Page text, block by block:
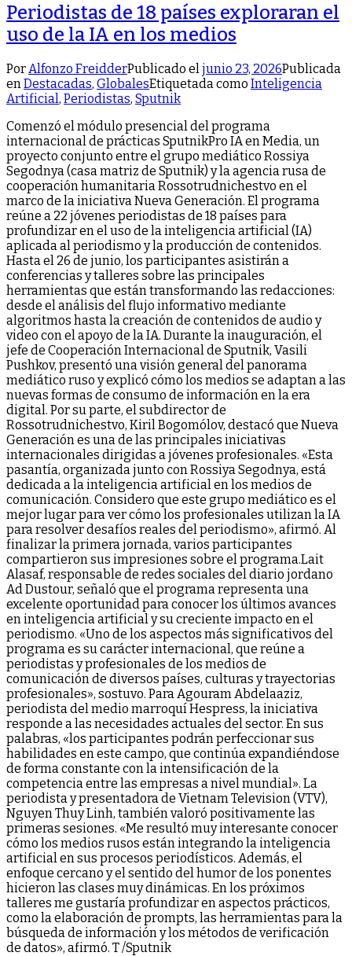
Periodistas de 18 países exploraran el
uso de la IA en los medios
PorAlfonzo FreidderPublicado eljunio 23, 2026Publicada
enDestacadas, GlobalesEtiquetada como Inteligencia
Artificial, Periodistas, Sputnik
Comenzó el módulo presencial del programa
internacional de prácticas SputnikPro IA en Media, un
proyecto conjunto entre el grupo mediático Rossiya
Segodnya (casa matriz de Sputnik) y la agencia rusa de
cooperación humanitaria Rossotrudnichestvo en el
marco de la iniciativa Nueva Generación. El programa
reúne a 22 jóvenes periodistas de 18 países para
profundizar en el uso de la inteligencia artificial (IA)
aplicada al periodismo y la producción de contenidos.
Hasta el 26 de junio, los participantes asistirán a
conferencias y talleres sobre las principales
herramientas que están transformando las redacciones:
desde el análisis del flujo informativo mediante
algoritmos hasta la creación de contenidos de audio y
video con el apoyo de la IA. Durante la inauguración, el
jefe de Cooperación Internacional de Sputnik, Vasili
Pushkov, presentó una visión general del panorama
mediático ruso y explicó cómo los medios se adaptan a las
nuevas formas de consumo de información en la era
digital. Por su parte, el subdirector de
Rossotrudnichestvo, Kiril Bogomólov, destacó que Nueva
Generación es una de las principales iniciativas
internacionales dirigidas a jóvenes profesionales. «Esta
pasantía, organizada junto con Rossiya Segodnya, está
dedicada a la inteligencia artificial en los medios de
comunicación. Considero que este grupo mediático es el
mejor lugar para ver cómo los profesionales utilizan la IA
para resolver desafíos reales del periodismo», afirmó. Al
finalizar la primera jornada, varios participantes
compartieron sus impresiones sobre el programa.Lait
Alasaf, responsable de redes sociales del diario jordano
Ad Dustour, señaló que el programa representa una
excelente oportunidad para conocer los últimos avances
en inteligencia artificial y su creciente impacto en el
periodismo. «Uno de los aspectos más significativos del
programa es su carácter internacional, que reúne a
periodistas y profesionales de los medios de
comunicación de diversos países, culturas y trayectorias
profesionales», sostuvo. Para Agouram Abdelaaziz,
periodista del medio marroquí Hespress, la iniciativa
responde a las necesidades actuales del sector. En sus
palabras, «los participantes podrán perfeccionar sus
habilidades en este campo, que continúa expandiéndose
de forma constante con la intensificación de la
competencia entre las empresas a nivel mundial». La
periodista y presentadora de Vietnam Television (VTV),
Nguyen Thuy Linh, también valoró positivamente las
primeras sesiones. «Me resultó muy interesante conocer
cómo los medios rusos están integrando la inteligencia
artificial en sus procesos periodísticos. Además, el
enfoque cercano y el sentido del humor de los ponentes
hicieron las clases muy dinámicas. En los próximos
talleres me gustaría profundizar en aspectos prácticos,
como la elaboración de prompts, las herramientas para la
búsqueda de información y los métodos de verificación
de datos», afirmó. T /Sputnik